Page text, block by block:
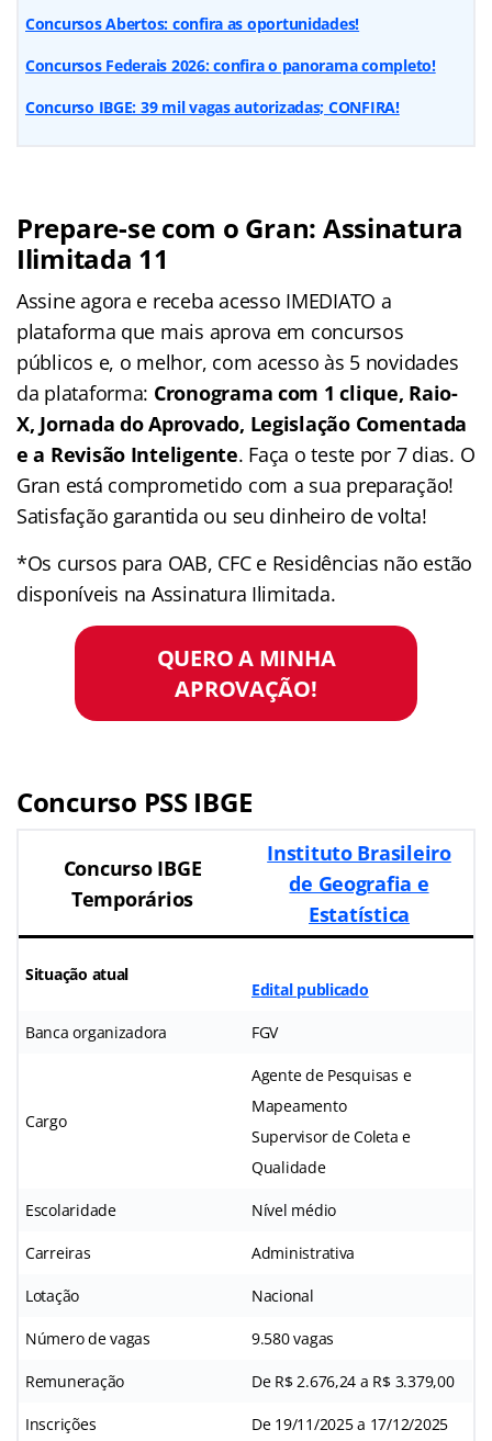
Concursos Abertos: confira as oportunidades!
Concursos Federais 2026: confira o panorama completo!
Concurso IBGE: 39 mil vagas autorizadas; CONFIRA!
Prepare-se com o Gran: Assinatura
Ilimitada 11
Assine agora e receba acesso IMEDIATO a
plataforma que mais aprova em concursos
públicos e, o melhor, com acesso às 5 novidades
da plataforma: Cronograma com 1 clique, Raio-
X, Jornada do Aprovado, Legislação Comentada
e a Revisão Inteligente. Faça o teste por 7 dias. O
Gran está comprometido com a sua preparação!
Satisfação garantida ou seu dinheiro de volta!
*Os cursos para OAB, CFC e Residências não estão
disponíveis na Assinatura Ilimitada.
QUERO A MINHA
APROVAÇÃO!
Concurso PSS IBGE
Concurso IBGE
Temporários
Instituto Brasileiro
de Geografia e
Estatística
Situação atual
Edital publicado
Banca organizadora FGV
Cargo
Agente de Pesquisas e
Mapeamento
Supervisor de Coleta e
Qualidade
Escolaridade Nível médio
Carreiras Administrativa
Lotação Nacional
Número de vagas 9.580 vagas
Remuneração De R$ 2.676,24 a R$ 3.379,00
Inscrições De 19/11/2025 a 17/12/2025